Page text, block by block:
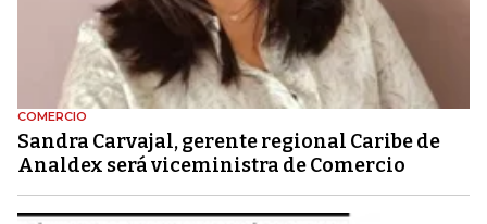
COMERCIO
Sandra Carvajal, gerente regional Caribe de
Analdex será viceministra de Comercio